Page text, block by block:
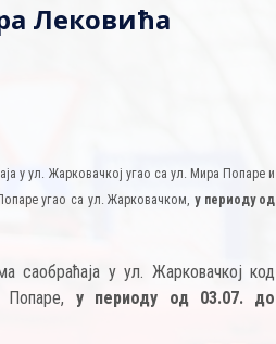
Лековића
у ул. Жарковачкој угао са ул. Мира Попаре и
угао са ул. Жарковачком,у периоду од
саобраћаја у ул. Жарковачкој код
у периоду од 03.07. до